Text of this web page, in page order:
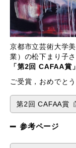
京都市立芸術大学
業）の松下まり子
「第2回 CAFAA賞」
ご受賞，おめでと
第2回 CAFAA賞
参考ページ